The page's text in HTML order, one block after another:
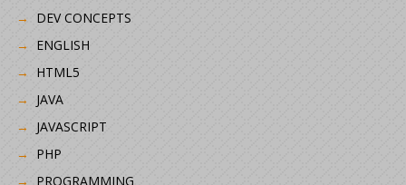
DEV CONCEPTS
ENGLISH
HTML5
JAVA
JAVASCRIPT
PHP
PROGRAMMING